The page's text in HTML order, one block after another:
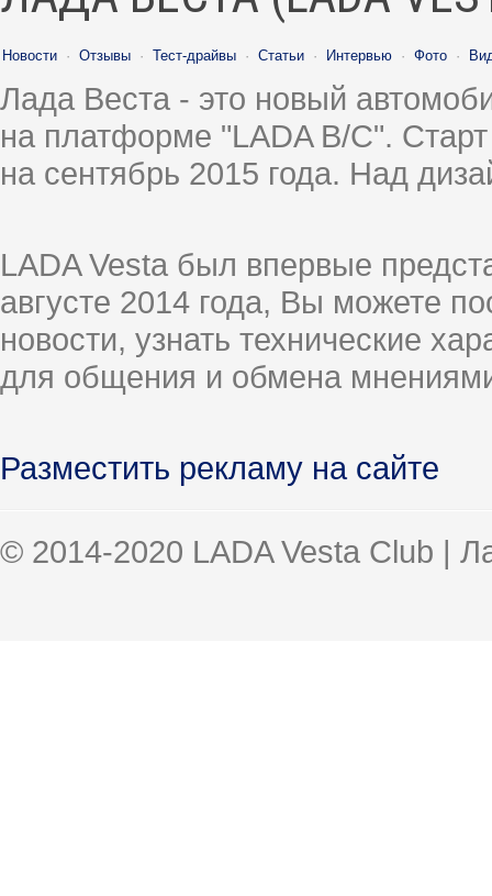
Новости · Отзывы · Тест-драйвы · Статьи · Интервью · Фото ·
Лада Веста - это новый
на платформе "LADA B/C".
на сентябрь 2015 года. Над
LADA Vesta был впервые
августе 2014 года, Вы можете
новости, узнать технические
для общения и обмена
Разместить рекламу на сайте
© 2014-2020 LADA Vesta Club |